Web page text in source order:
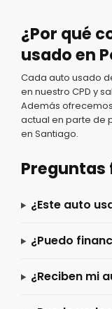
¿Por qué
usado en
Cada auto usado
en nuestro CPD y
Además
actual en parte de
en Santiago.
¿Este auto
¿Puedo
¿Reciben mi